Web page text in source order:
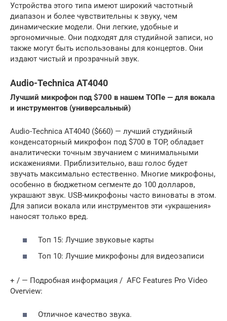
Устройства этого типа имеют широкий частотный
диапазон и более чувствительны к звуку, чем
динамические модели. Они легкие, удобные и
эргономичные. Они подходят для студийной записи, но
также могут быть использованы для концертов. Они
издают чистый и прозрачный звук.
Audio-Technica AT4040
Лучший микрофон под $700 в нашем ТОПе — для вокала
и инструментов (универсальный)
Audio-Technica AT4040 ($660) — лучший студийный
конденсаторный микрофон под $700 в TOP, обладает
аналитически точным звучанием с минимальными
искажениями. Приблизительно, ваш голос будет
звучать максимально естественно. Многие микрофоны,
особенно в бюджетном сегменте до 100 долларов,
украшают звук. USB-микрофоны часто виноваты в этом.
Для записи вокала или инструментов эти «украшения»
наносят только вред.
Топ 15: Лучшие звуковые карты
Топ 10: Лучшие микрофоны для видеозаписи
+ / — Подробная информация / ️ AFC Features Pro Video
Overview:
Отличное качество звука.